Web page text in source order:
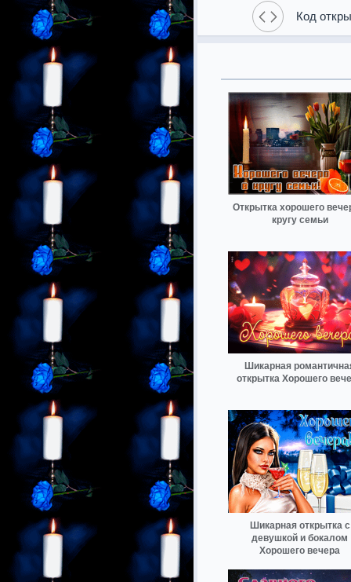
Код
Открытка хорошего
кругу семьи
Шикарная
открытка Хорошего
Шикарная открытка с
девушкой и бокалом
Хорошего вечера